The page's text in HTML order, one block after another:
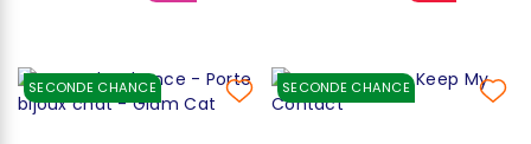
SECONDE CHANCE SECONDE CHANCE